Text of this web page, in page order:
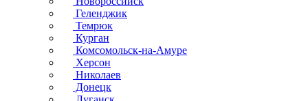
Геленджик
Темрюк
Курган
Комсомольск-на-Амуре
Херсон
Николаев
Донецк